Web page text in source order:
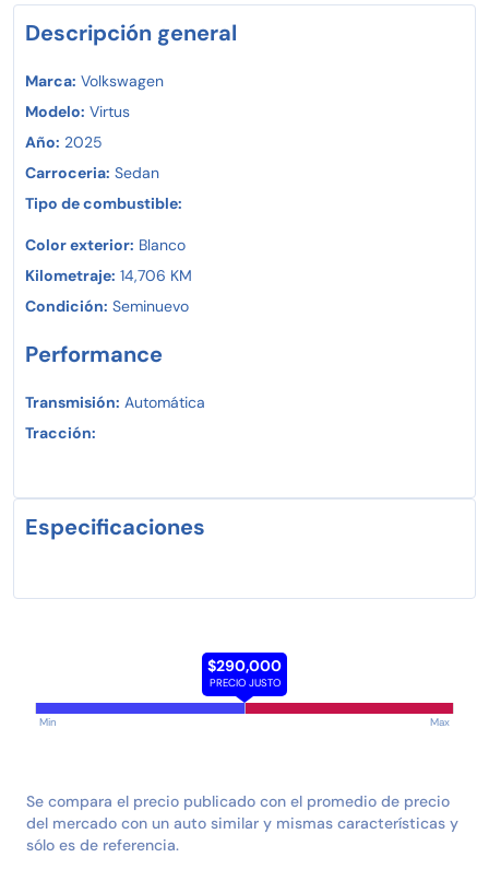
Descripción general
Marca: Volkswagen
Modelo: Virtus
Año: 2025
Carroceria: Sedan
Tipo de combustible:
Color exterior: Blanco
Kilometraje: 14,706 KM
Condición: Seminuevo
Performance
Transmisión: Automática
Tracción:
Especificaciones
$290,000
PRECIO JUSTO
Min Max
Se compara el precio publicado con el promedio de precio
del mercado con un auto similar y mismas características y
sólo es de referencia.